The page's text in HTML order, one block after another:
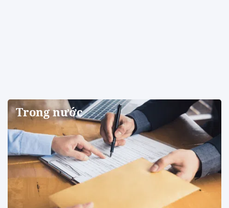
Trong nước